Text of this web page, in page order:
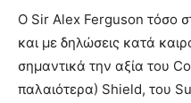
O Sir Alex Ferguson τόσο
και με δηλώσεις κατά
σημαντικά την αξία του
παλαιότερα) Shield, του